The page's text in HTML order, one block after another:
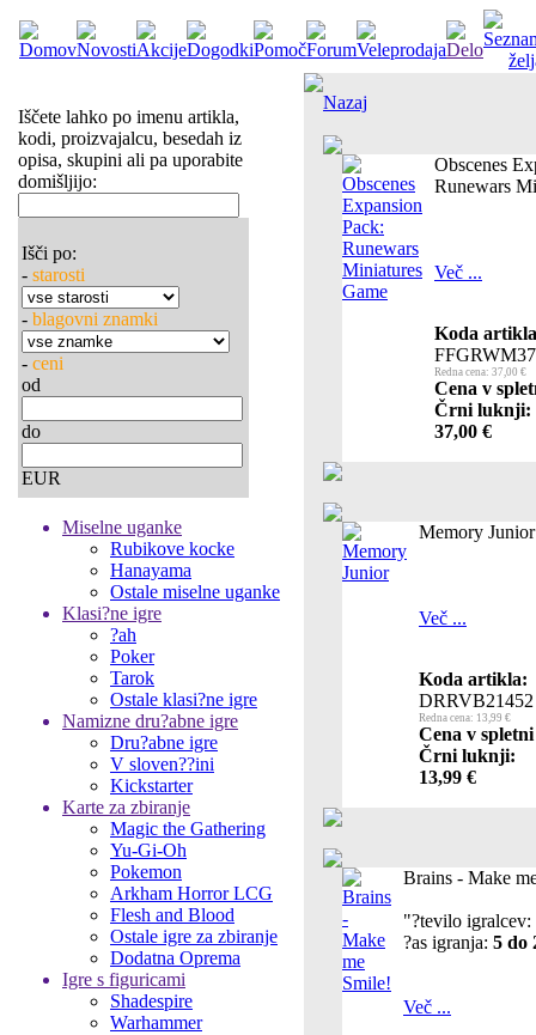
Iščete lahko po imenu artikla,
kodi, proizvajalcu, besedah iz
opisa, skupini ali pa uporabite
domišljijo:
Išči po:
- starosti
- blagovni znamki
- ceni
od
do
EUR
Miselne uganke
Rubikove kocke
Hanayama
Ostale miselne uganke
Klasi?ne igre
?ah
Poker
Tarok
Ostale klasi?ne igre
Namizne dru?abne igre
Dru?abne igre
V sloven??ini
Kickstarter
Karte za zbiranje
Magic the Gathering
Yu-Gi-Oh
Pokemon
Arkham Horror LCG
Flesh and Blood
Ostale igre za zbiranje
Dodatna Oprema
Igre s figuricami
Shadespire
Warhammer
Nazaj
Obscenes
Runewars
Več ...
Koda
FFGRWM37
Redna cena: 37,00 €
Cena v
Črni luknji:
37,00 €
Memory Junior
Več ...
Koda artikla:
DRRVB21452
Redna cena: 13,99 €
Cena v spletni
Črni luknji:
13,99 €
Brains - Make
"?tevilo igralcev:
?as igranja: 5 do
Več ...